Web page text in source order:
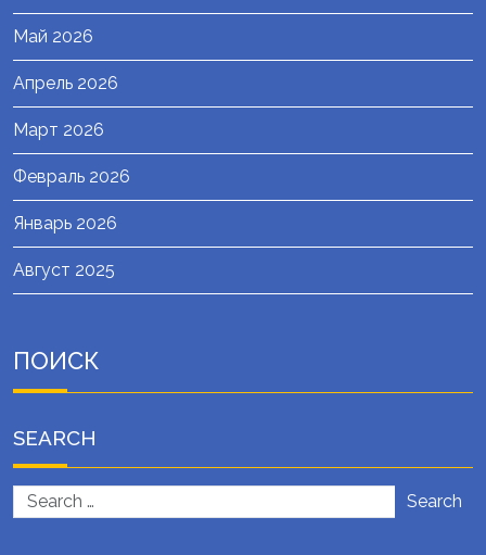
Май 2026
Апрель 2026
Март 2026
Февраль 2026
Январь 2026
Август 2025
ПОИСК
SEARCH
Search